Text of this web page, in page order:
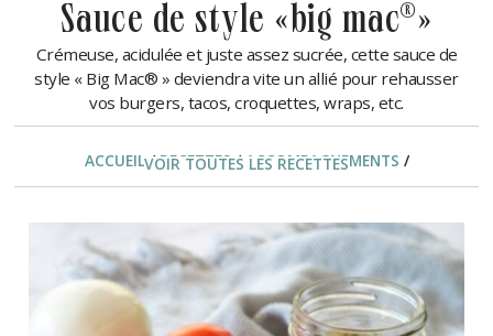
sauce de style «big mac®»
Crémeuse, acidulée et juste assez sucrée, cette sauce de
style « Big Mac® » deviendra vite un allié pour rehausser
vos burgers, tacos, croquettes, wraps, etc.
ACCUEIL/RECETTES/ ACCOMPAGNEMENTS /
VOIR TOUTES LES RECETTES